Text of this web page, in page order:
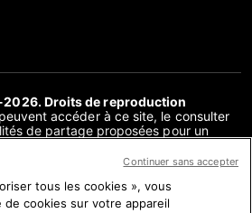
Droits de reproduction
accéder à ce site, le consulter
de partage proposées pour un
distribution de tout ou partie du
signée avec l’AFP, est interdite. Les
le cadre de chaque factuel sont
tous les cookies », vous
de cookies sur votre appareil
Continuer sans accepter